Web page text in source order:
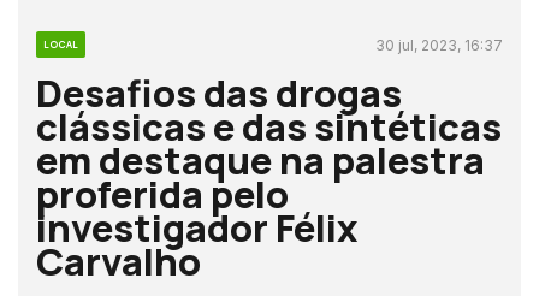
LOCAL 30 jul, 2023, 16:37
Desafios das drogas
clássicas e das sintéticas
em destaque na palestra
proferida pelo
investigador Félix
Carvalho